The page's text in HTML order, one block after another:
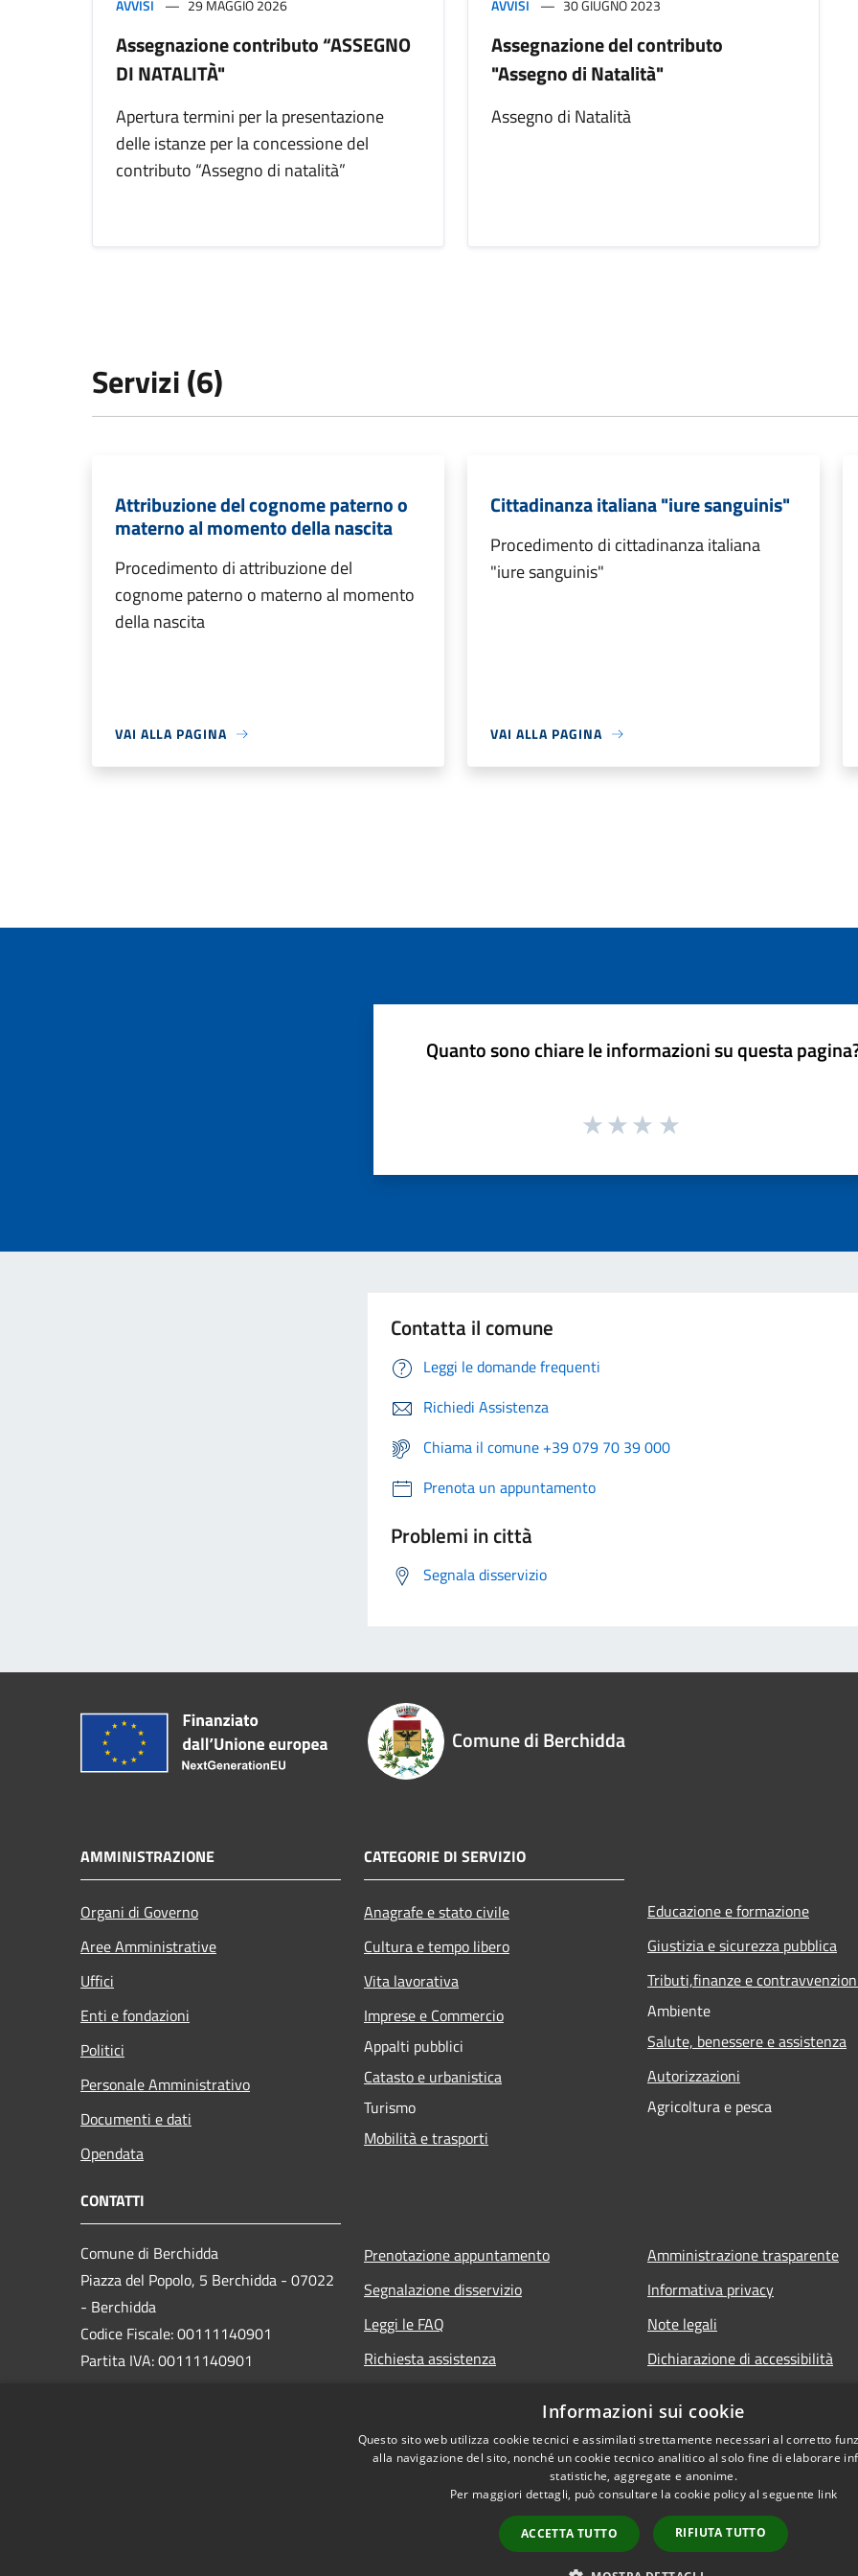
AVVISI 29 MAGGIO 2026
Assegnazione contributo “ASSEGNO
DI NATALITÀ"
Apertura termini per la presentazione
delle istanze per la concessione del
contributo “Assegno di natalità”
AVVISI 30 GIUGNO 2023
Assegnazione del contributo
"Assegno di Natalità"
Assegno di Natalità
Servizi (6)
Attribuzione del cognome paterno o
materno al momento della nascita
Procedimento di attribuzione del
cognome paterno o materno al momento
della nascita
VAI ALLA PAGINA
Cittadinanza italiana "iure sanguinis"
Procedimento di cittadinanza italiana
"iure sanguinis"
VAI ALLA PAGINA
Quanto sono chiare le informazioni su questa
Contatta il comune
Leggi le domande frequenti
Richiedi Assistenza
Chiama il comune +39 079 70 39 000
Prenota un appuntamento
Problemi in città
Segnala disservizio
Comune di Berchidda
AMMINISTRAZIONE
Organi di Governo
Aree Amministrative
Uffici
Enti e fondazioni
Politici
Personale Amministrativo
Documenti e dati
Opendata
CATEGORIE DI SERVIZIO
Anagrafe e stato civile
Cultura e tempo libero
Vita lavorativa
Imprese e Commercio
Appalti pubblici
Catasto e urbanistica
Turismo
Mobilità e trasporti
Educazione e formazione
Giustizia e sicurezza pubblica
Tributi,finanze e
Ambiente
Salute, benessere e assistenza
Autorizzazioni
Agricoltura e pesca
CONTATTI
Comune di Berchidda
Piazza del Popolo, 5 Berchidda - 07022
- Berchidda
Codice Fiscale: 00111140901
Partita IVA: 00111140901
Prenotazione appuntamento
Segnalazione disservizio
Leggi le FAQ
Richiesta assistenza
Amministrazione trasparente
Informativa privacy
Note legali
Dichiarazione di accessibilità
Copyright © 2026 • Comune di
Informazioni sui cookie
Questo sito web utilizza cookie tecnici e assimilati strettamente necessari al corretto
alla navigazione del sito, nonché un cookie tecnico analitico al solo fine di elaborare
statistiche, aggregate e anonime.
Per maggiori dettagli, può consultare la cookie policy al seguente link
ACCETTA TUTTO RIFIUTA TUTTO